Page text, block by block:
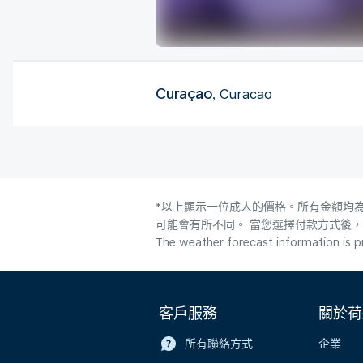
Curaçao, Curacao
*以上顯示一位成人的價格。所有金額均
可能會有所不同。 當您選擇付款方式後
The weather forecast information is
客戶服務
所有聯絡方式
關於
企業